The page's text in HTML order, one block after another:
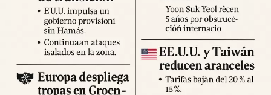
Expertos advierten sobre la posibilidad de réplicas
significativas y llaman a mantener la calma y preparar
suministros básicos. Las autoridades locales han
habilitado centros de atención para damnificados y piden a
la ciudadanía priorizar la seguridad y la cooperación con
los equipos de respuesta.